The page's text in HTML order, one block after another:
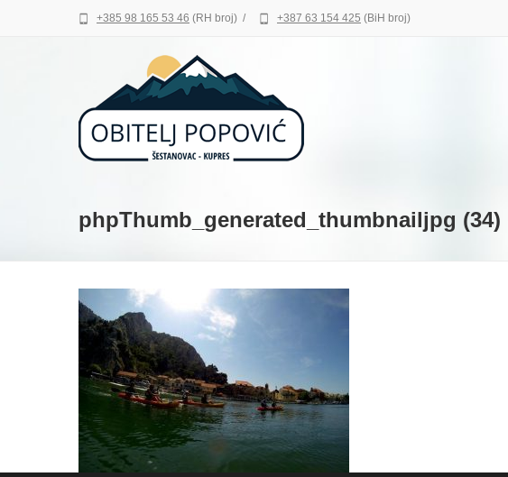
+385 98 165 53 46 (RH broj) / +387 63 154 425 (BiH broj)
phpThumb_generated_thumbnailjpg (34)